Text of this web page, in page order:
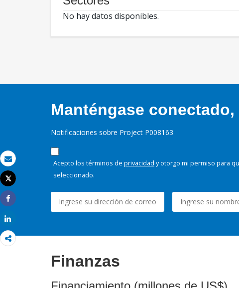
Correo electrónico
Imprimir
Tweet
Share
No hay datos disponibles.
Manténgase
Notificaciones sobre Project P008163
Acepto los términos de privacidad y otorgo mi permiso para
seleccionado.
Finanzas